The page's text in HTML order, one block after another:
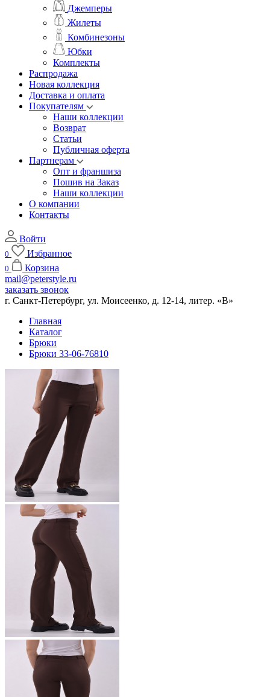
Джемперы
Жилеты
Комбинезоны
Юбки
Комплекты
Распродажа
Новая коллекция
Доставка и оплата
Покупателям
Наши коллекции
Возврат
Статьи
Публичная оферта
Партнерам
Опт и франшиза
Пошив на Заказ
Наши коллекции
О компании
Контакты
Войти
0 Избранное
0
Корзина
mail@peterstyle.ru
заказать звонок
г. Санкт-Петербург, ул. Моисеенко, д. 12-14, литер. «В»
Главная
Каталог
Брюки
Брюки 33-06-76810